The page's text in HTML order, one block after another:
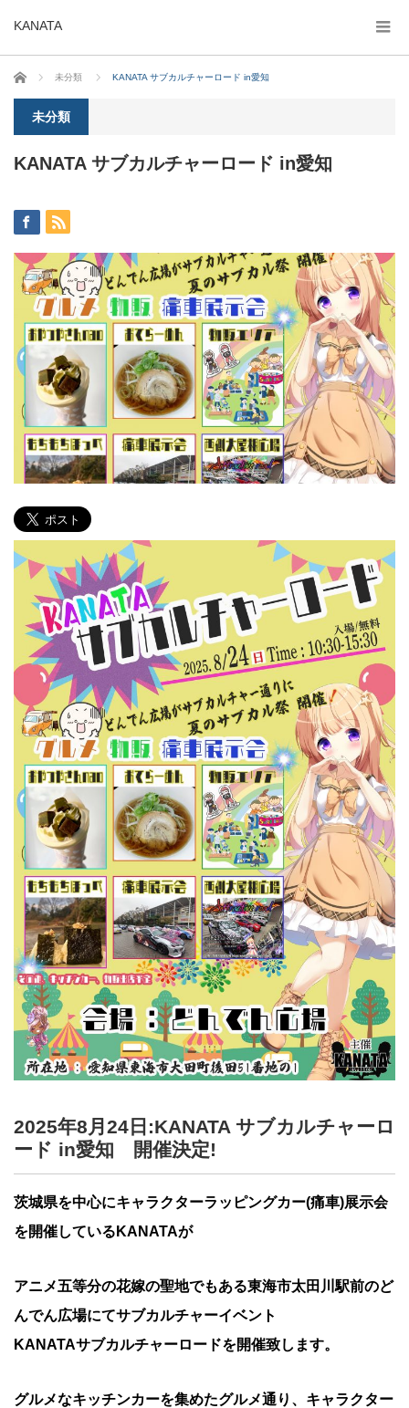
KANATA
ホーム 未分類 KANATA サブカルチャーロード in愛知
未分類
KANATA サブカルチャーロード in愛知
2025年8月24日:KANATA サブカルチャーロ
ード in愛知 開催決定!
茨城県を中心にキャラクターラッピングカー(痛車)展示会
を開催しているKANATAが
アニメ五等分の花嫁の聖地でもある東海市太田川駅前のど
んでん広場にてサブカルチャーイベント
KANATAサブカルチャーロードを開催致します。
グルメなキッチンカーを集めたグルメ通り、キャラクター